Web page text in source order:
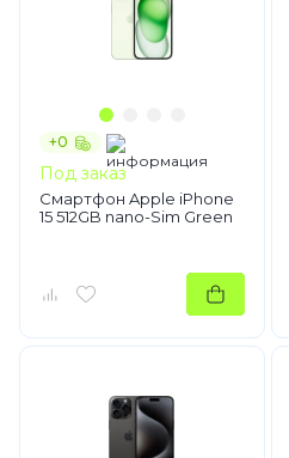
+0
Под заказ
Смартфон Apple iPhone
15 512GB nano-Sim Green